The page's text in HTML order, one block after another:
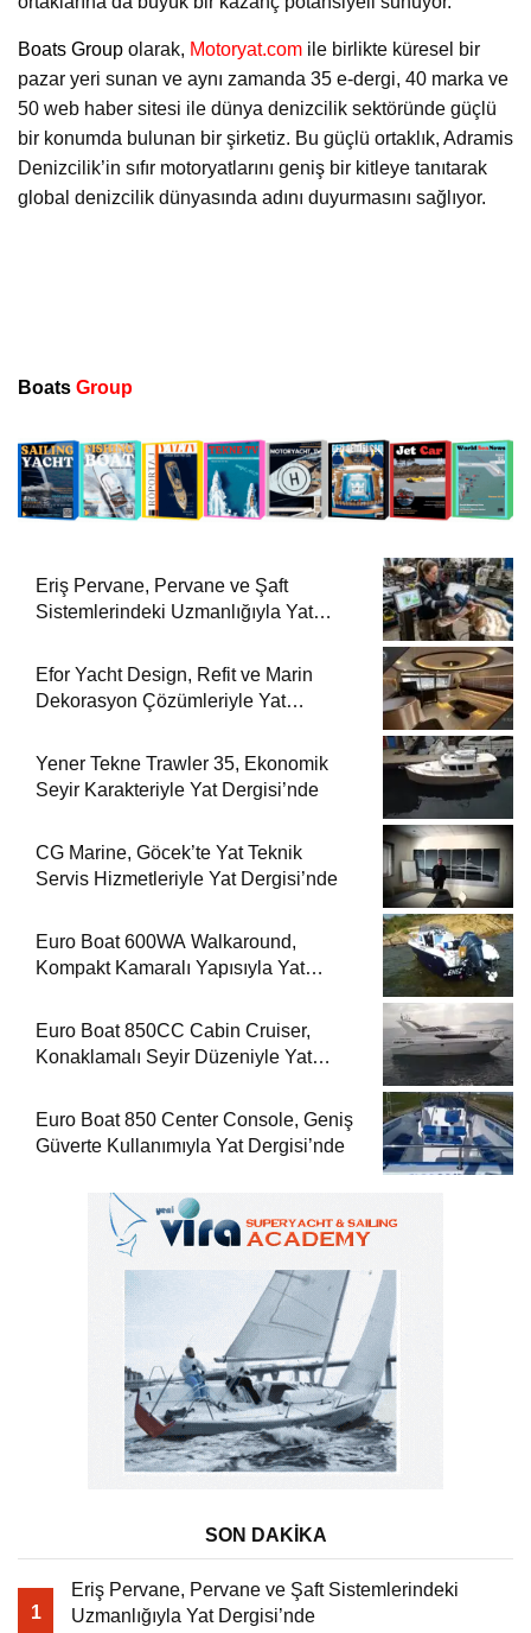
Boats Group olarak, Motoryat.com ile birlikte küresel bir
pazar yeri sunan ve aynı zamanda 35 e-dergi, 40 marka ve
50 web haber sitesi ile dünya denizcilik sektöründe güçlü
bir konumda bulunan bir şirketiz. Bu güçlü ortaklık, Adramis
Denizcilik’in sıfır motoryatlarını geniş bir kitleye tanıtarak
global denizcilik dünyasında adını duyurmasını sağlıyor.
Boats Group
Eriş Pervane, Pervane ve Şaft
Sistemlerindeki Uzmanlığıyla Yat
Efor Yacht Design, Refit ve Marin
Dekorasyon Çözümleriyle Yat
Yener Tekne Trawler 35, Ekonomik
Seyir Karakteriyle Yat Dergisi’nde
CG Marine, Göcek’te Yat Teknik
Servis Hizmetleriyle Yat Dergisi’nde
Euro Boat 600WA Walkaround,
Kompakt Kamaralı Yapısıyla Yat
Euro Boat 850CC Cabin Cruiser,
Konaklamalı Seyir Düzeniyle Yat
Euro Boat 850 Center Console, Geniş
Güverte Kullanımıyla Yat Dergisi’nde
SON DAKİKA
1
Eriş Pervane, Pervane ve Şaft Sistemlerindeki
Uzmanlığıyla Yat Dergisi’nde